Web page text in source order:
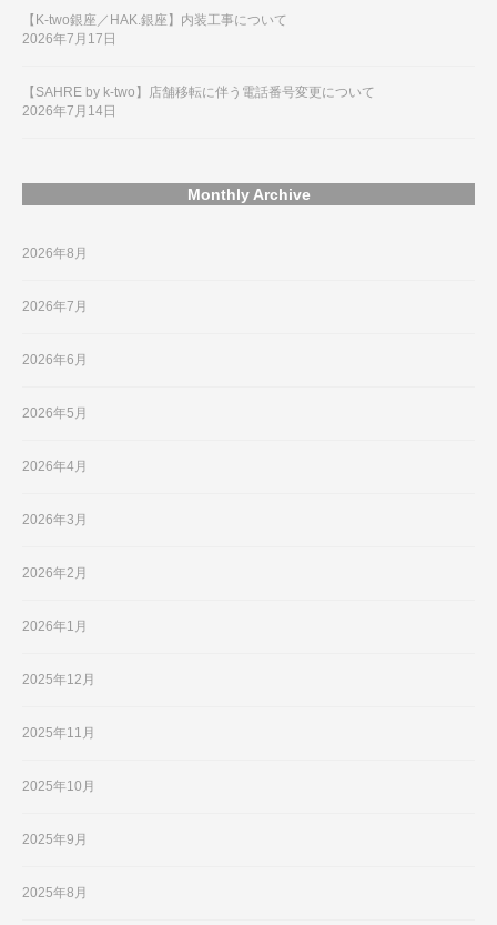
【K-two銀座／HAK.銀座】内装工事について
2026年7月17日
【SAHRE by k-two】店舗移転に伴う電話番号変更について
2026年7月14日
Monthly Archive
2026年8月
2026年7月
2026年6月
2026年5月
2026年4月
2026年3月
2026年2月
2026年1月
2025年12月
2025年11月
2025年10月
2025年9月
2025年8月